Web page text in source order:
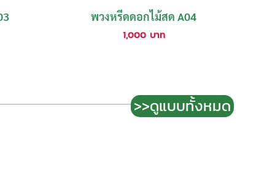
พวงหรีดดอกไม้สด A04
1,000 บาท
>>ดูแบบทั้งหมด